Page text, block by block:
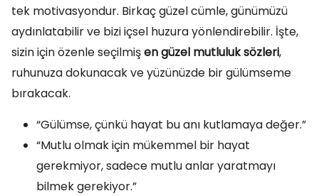
tek motivasyondur. Birkaç güzel cümle, günümüzü
aydınlatabilir ve bizi içsel huzura yönlendirebilir. İşte,
sizin için özenle seçilmişen güzel mutluluk sözleri,
ruhunuza dokunacak ve yüzünüzde bir gülümseme
bırakacak.
“Gülümse, çünkü hayat bu anı kutlamaya değer.”
“Mutlu olmak için mükemmel bir hayat
gerekmiyor, sadece mutlu anlar yaratmayı
bilmek gerekiyor.”